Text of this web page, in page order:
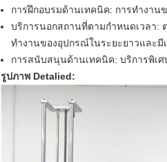
การฝึกอบรมด้านเทคนิค: การทำงา
บริการนอกสถานที่ตามกำหนดเวลา:
ทำงานของอุปกรณ์ในระยะยาวและมี
การสนับสนุนด้านเทคนิค: บริการพิเ
รูปภาพ Detalied: